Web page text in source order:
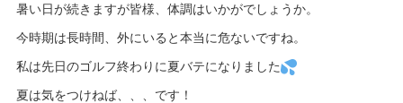
暑い日が続きますが皆様、体調はいかがでしょうか。
今時期は長時間、外にいると本当に危ないですね。
私は先日のゴルフ終わりに夏バテになりました
夏は気をつけねば、、、です！